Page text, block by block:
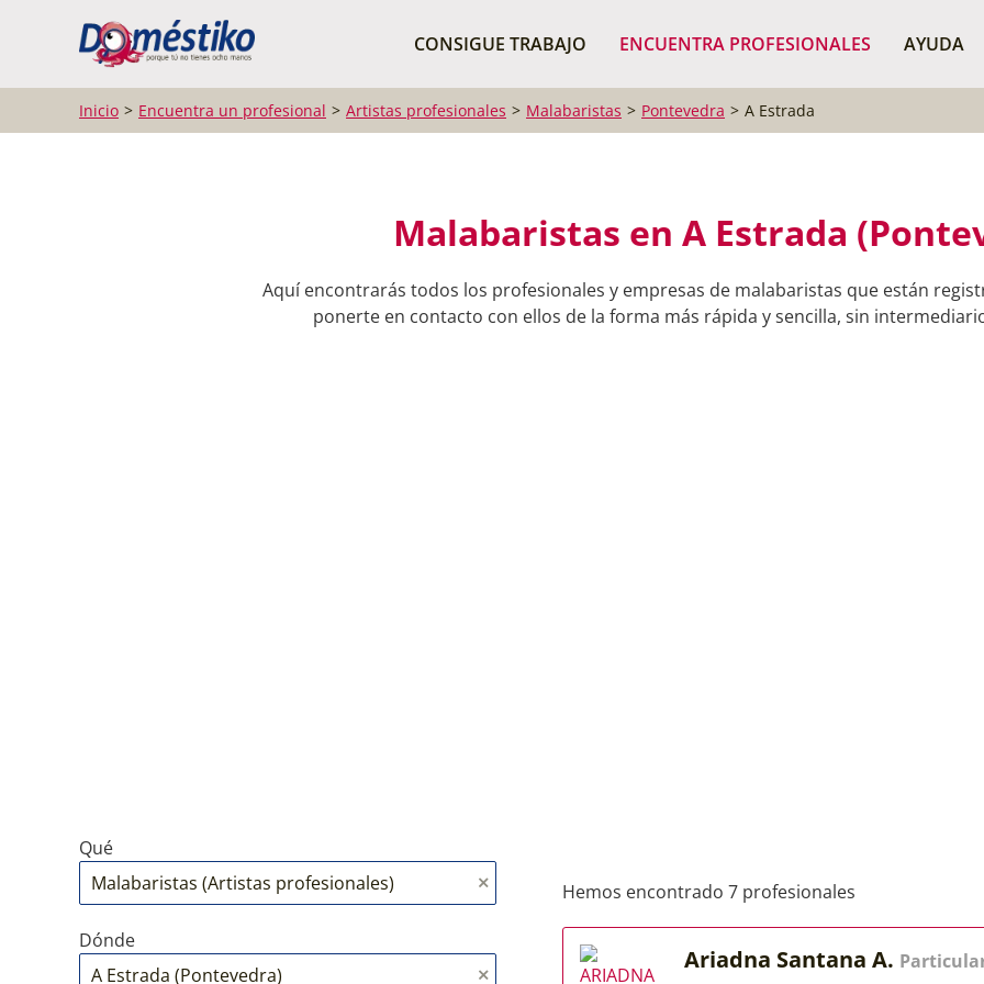
CONSIGUE TRABAJO ENCUENTRA PROFESIONALES AYUDA
BUSCAR
Inicio Encuentra un profesional Artistas profesionales Malabaristas Pontevedra A Estrada
Malabaristas en A Estrada
Aquí encontrarás todos los profesionales y empresas de malabaristas que están
ponerte en contacto con ellos de la forma más rápida y sencilla, sin
Qué
Dónde
Hemos encontrado 7 profesionales
Ariadna Santana A.